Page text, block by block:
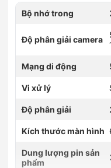
Bộ nhớ trong
Độ phân giải camera
Mạng di động
Vi xử lý
Độ phân giải
Kích thước màn hình
Dung lượng pin sản
phẩm